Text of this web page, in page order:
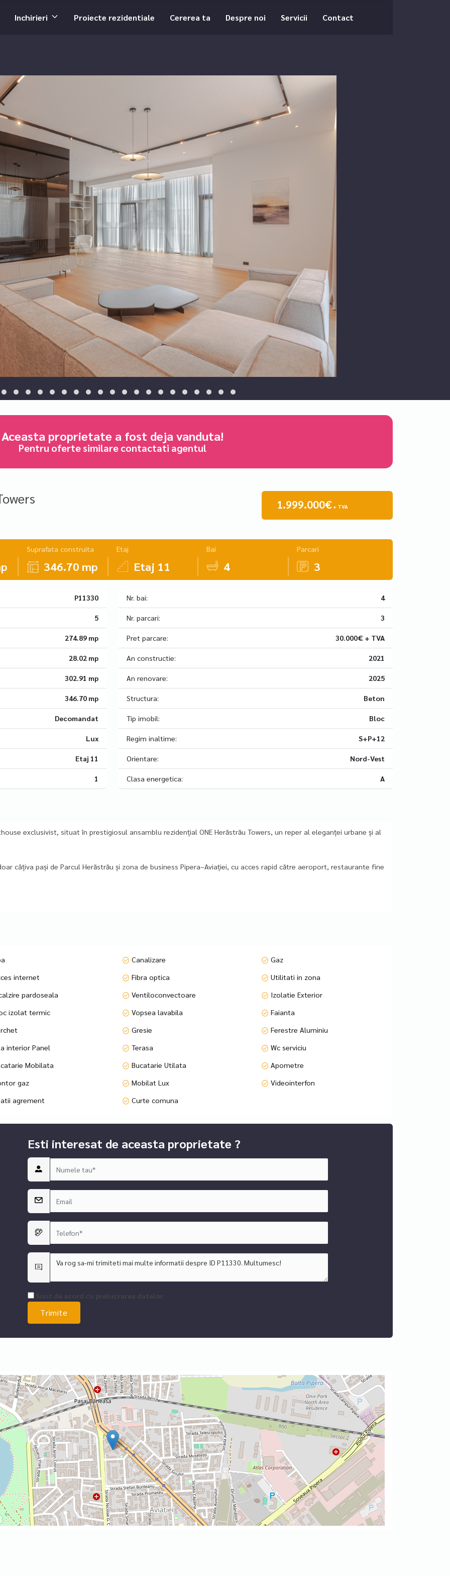
Inchirieri Proiecte rezidentiale Cererea ta Despre noi Servicii Contact
Aceasta proprietate a fost deja vanduta!
Pentru oferte similare contactati agentul
1.999.000€+ TVA
Suprafata construita
346.70 mp
Etaj
Etaj 11
Bai
4
Parcari
3
P11330
5
274.89 mp
28.02 mp
302.91 mp
346.70 mp
Decomandat
Lux
Etaj 11
1
Nr. bai: 4
Nr. parcari: 3
Pret parcare: 30.000€ + TVA
An constructie: 2021
An renovare: 2025
Structura: Beton
Tip imobil: Bloc
Regim inaltime: S+P+12
Orientare: Nord-Vest
Clasa energetica: A
exclusivist, situat în prestigiosul ansamblu rezidențial ONE Herăstrău Towers, un reper al eleganței urbane și al
câțiva pași de Parcul Herăstrău și zona de business Pipera–Aviației, cu acces rapid către aeroport, restaurante fine
(etajele 10 și 11):
si camera de dining sau spațiu multifuncțional
calitate
de top și finisaje de lux
pentru o lumină naturală maximă și vedere panoramică spectaculoasă asupra orașului și lacului Herăstrău
supermarket)
garantată
proprietate P7664
Canalizare
Gaz
internet Fibra optica
Utilitati in zona
pardoseala Ventiloconvectoare
Izolatie Exterior
izolat termic Vopsea lavabila
Faianta
Gresie
Ferestre Aluminiu
interior Panel Terasa
Wc serviciu
Mobilata Bucatarie Utilata
Apometre
gaz Mobilat Lux
Videointerfon
agrement Curte comuna
Esti interesat de aceasta proprietate ?